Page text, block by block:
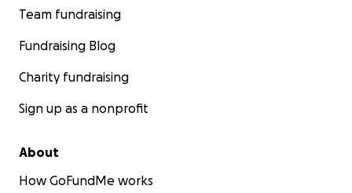
Team fundraising
Fundraising Blog
Charity fundraising
Sign up as a nonprofit
About
How GoFundMe works